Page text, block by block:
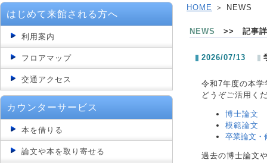
はじめて来館される方へ
利用案内
フロアマップ
交通アクセス
カウンターサービス
本を借りる
論文や本を取り寄せる
HOME ＞ NEWS
NEWS >> 記事
2026/07/13
令和7年度の本
どうぞご活用く
博士論文
模範論文
卒業論文・
過去の博士論文